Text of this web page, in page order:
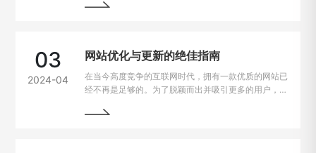
重要因素。一般来说，如果一个网站的加载速度过慢，
验，成为了每个网站主的重要课题。
03
2024-04
网站优化与更新的绝佳指南
在当今高度竞争的互联网时代，拥有一款优质的网站已
经不再是足够的。为了脱颖而出并吸引更多的用户，持
如何进行网站的持续优化与更新，以帮助您实现网站的